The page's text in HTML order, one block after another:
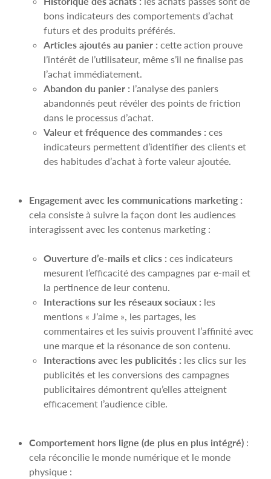
bons indicateurs des comportements d’achat
futurs et des produits préférés.
Articles ajoutés au panier : cette action prouve
l’intérêt de l’utilisateur, même s’il ne finalise pas
l’achat immédiatement.
Abandon du panier : l’analyse des paniers
abandonnés peut révéler des points de friction
dans le processus d’achat.
Valeur et fréquence des commandes : ces
indicateurs permettent d’identifier des clients et
des habitudes d’achat à forte valeur ajoutée.
Engagement avec les communications marketing :
cela consiste à suivre la façon dont les audiences
interagissent avec les contenus marketing :
Ouverture d’e-mails et clics : ces indicateurs
mesurent l’efficacité des campagnes par e-mail et
la pertinence de leur contenu.
Interactions sur les réseaux sociaux : les
mentions « J’aime », les partages, les
commentaires et les suivis prouvent l’affinité avec
une marque et la résonance de son contenu.
Interactions avec les publicités : les clics sur les
publicités et les conversions des campagnes
publicitaires démontrent qu’elles atteignent
efficacement l’audience cible.
Comportement hors ligne (de plus en plus intégré) :
cela réconcilie le monde numérique et le monde
physique :